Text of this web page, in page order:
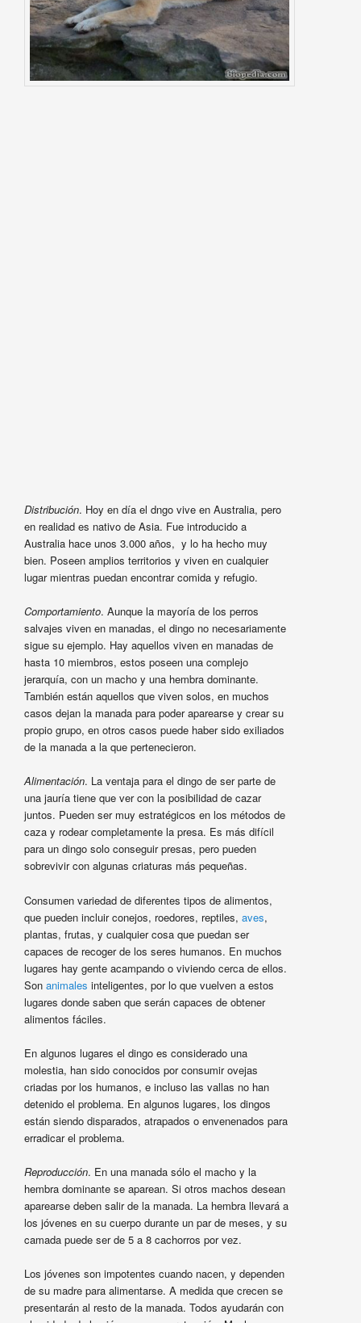
Distribución. Hoy en día el dngo vive en Australia, pero
en realidad es nativo de Asia. Fue introducido a
Australia hace unos 3.000 años, y lo ha hecho muy
bien. Poseen amplios territorios y viven en cualquier
lugar mientras puedan encontrar comida y refugio.
Comportamiento. Aunque la mayoría de los perros
salvajes viven en manadas, el dingo no necesariamente
sigue su ejemplo. Hay aquellos viven en manadas de
hasta 10 miembros, estos poseen una complejo
jerarquía, con un macho y una hembra dominante.
También están aquellos que viven solos, en muchos
casos dejan la manada para poder aparearse y crear su
propio grupo, en otros casos puede haber sido exiliados
de la manada a la que pertenecieron.
Alimentación. La ventaja para el dingo de ser parte de
una jauría tiene que ver con la posibilidad de cazar
juntos. Pueden ser muy estratégicos en los métodos de
caza y rodear completamente la presa. Es más difícil
para un dingo solo conseguir presas, pero pueden
sobrevivir con algunas criaturas más pequeñas.
Consumen variedad de diferentes tipos de alimentos,
que pueden incluir conejos, roedores, reptiles, aves,
plantas, frutas, y cualquier cosa que puedan ser
capaces de recoger de los seres humanos. En muchos
lugares hay gente acampando o viviendo cerca de ellos.
Son animales inteligentes, por lo que vuelven a estos
lugares donde saben que serán capaces de obtener
alimentos fáciles.
En algunos lugares el dingo es considerado una
molestia, han sido conocidos por consumir ovejas
criadas por los humanos, e incluso las vallas no han
detenido el problema. En algunos lugares, los dingos
están siendo disparados, atrapados o envenenados para
erradicar el problema.
Reproducción. En una manada sólo el macho y la
hembra dominante se aparean. Si otros machos desean
aparearse deben salir de la manada. La hembra llevará a
los jóvenes en su cuerpo durante un par de meses, y su
camada puede ser de 5 a 8 cachorros por vez.
Los jóvenes son impotentes cuando nacen, y dependen
de su madre para alimentarse. A medida que crecen se
presentarán al resto de la manada. Todos ayudarán con